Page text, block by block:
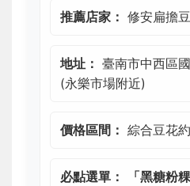
推薦店家： 修安扁擔
地址： 臺南市中西區
(永樂市場附近)
價格區間： 綜合豆花
必點選單： 「黑糖粉